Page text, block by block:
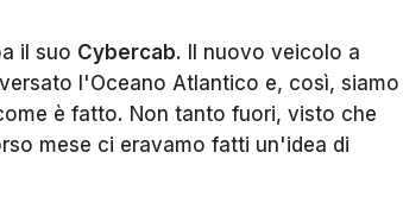
il suo Cybercab. Il nuovo veicolo a
l'Oceano Atlantico e, così, siamo
è fatto. Non tanto fuori, visto che
mese ci eravamo fatti un'idea di